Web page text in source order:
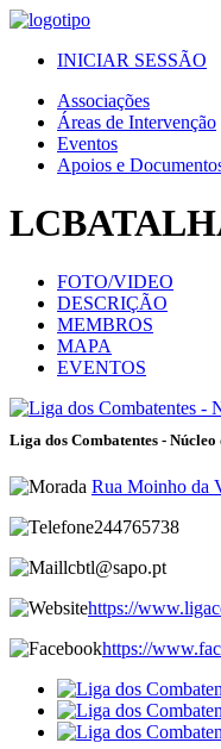
INICIAR SESSÃO
Associações
Áreas de Intervenção
Eventos
Apoios e
FOTO/VIDEO
DESCRIÇÃO
MEMBROS
MAPA
EVENTOS
Liga dos Combatentes -
Rua Moinho da
244765738
lcbtl@sapo.pt
https://
https://